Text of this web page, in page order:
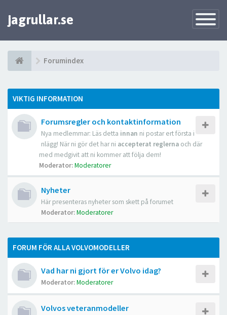
Toggle
jagrullar.se
Forumindex
VIKTIG INFORMATION
Forumsregler och kontaktinformation
Nya medlemmar: Läs detta innan ni postar ert första i
nlägg! När ni gör det har ni accepterat reglerna och där
med medgivit att ni kommer att följa dem!
Moderator:Moderatorer
Nyheter
Här presenteras nyheter som skett på forumet
Moderator:Moderatorer
FORUM FÖR ALLA VOLVOMODELLER
Vad har ni gjort för er Volvo idag?
Moderator:Moderatorer
Volvos veteranmodeller